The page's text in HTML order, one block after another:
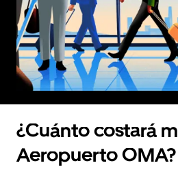
¿Cuánto costará
Aeropuerto OMA?